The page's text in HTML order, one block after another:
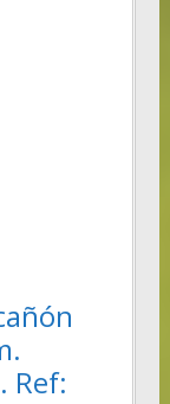
Ref: